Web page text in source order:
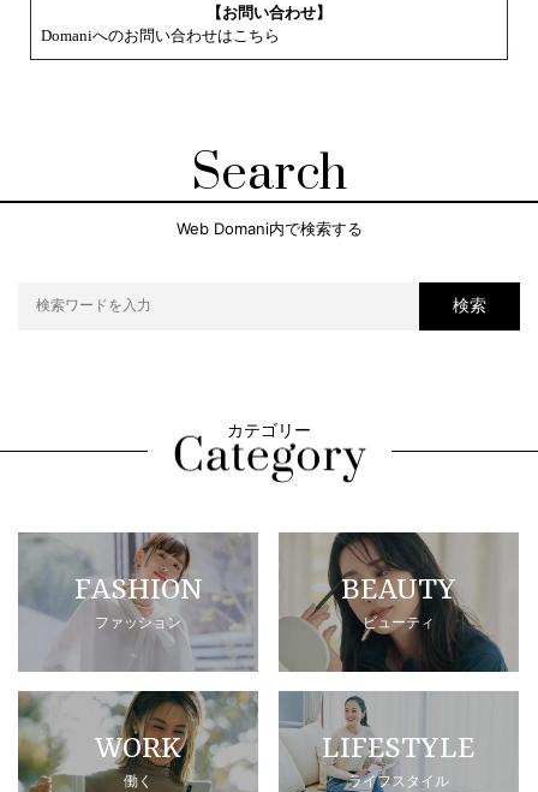
【お問い合わせ】
Domaniへのお問い合わせはこちら
Search
Web Domani内で検索する
検索
カテゴリー
FASHION
ファッション
BEAUTY
ビューティ
WORK
働く
LIFESTYLE
ライフスタイル